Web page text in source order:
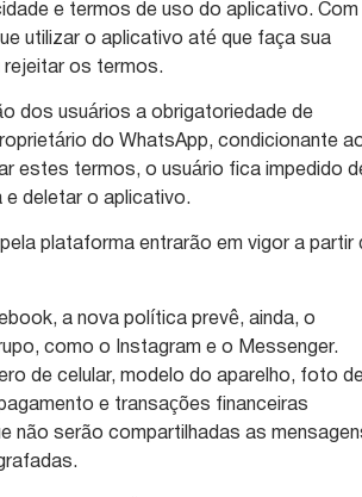
e termos de uso do aplicativo. Com
utilizar o aplicativo até que faça sua
rejeitar os termos.
dos usuários a obrigatoriedade de
do WhatsApp, condicionante
estes termos, o usuário fica impedido
e deletar o aplicativo.
plataforma entrarão em vigor a partir
a nova política prevê, ainda, o
como o Instagram e o Messenger.
de celular, modelo do aparelho, foto
e transações financeiras
não serão compartilhadas as